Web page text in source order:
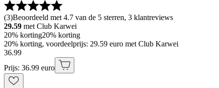
(3)Beoordeeld met 4.7 van de 5 sterren, 3 klantreviews
29.59 met Club Karwei
20% korting20% korting
20% korting, voordeelprijs: 29.59 euro met Club Karwei
36.99
Prijs: 36.99 euro